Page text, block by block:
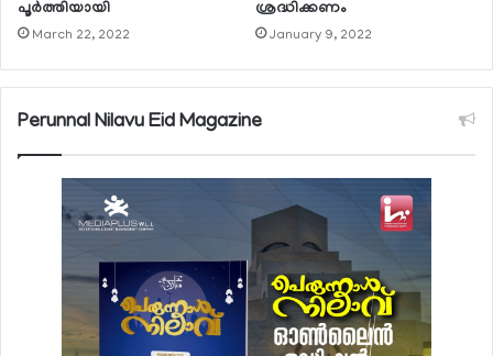
പൂര്‍ത്തിയായി
March 22, 2022
ശ്രദ്ധിക്കണം
January 9, 2022
Perunnal Nilavu Eid Magazine